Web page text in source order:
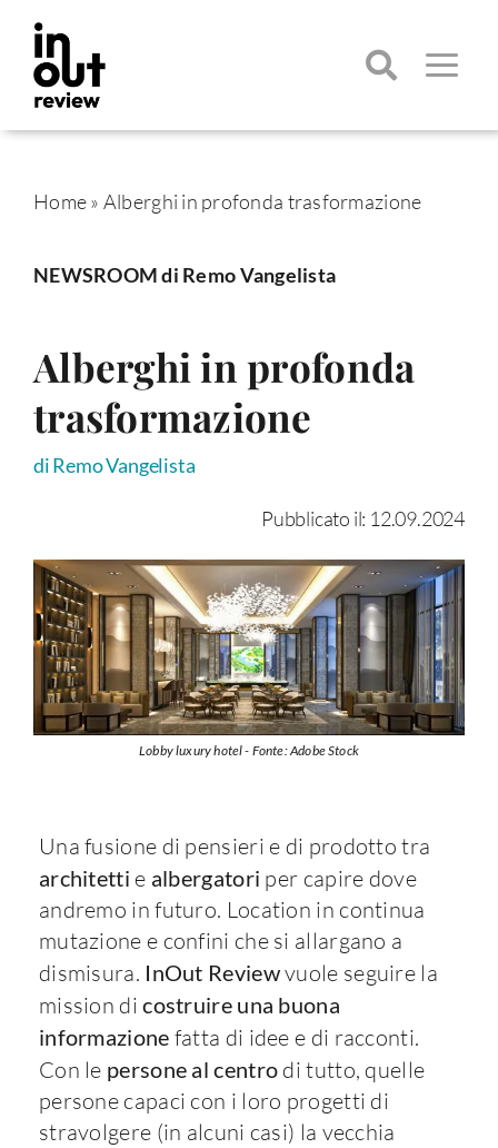
contenuto
Toggle
per:
Home» Alberghi in profonda trasformazione
NEWSROOM di Remo Vangelista
Alberghi in profonda
trasformazione
di Remo Vangelista
Pubblicato il: 12.09.2024
Lobby luxury hotel - Fonte: Adobe Stock
Una fusione di pensieri e di prodotto tra
architetti e albergatori per capire dove
andremo in futuro. Location in continua
mutazione e confini che si allargano a
dismisura. InOut Reviewvuole seguire la
mission dicostruire una buona
informazione fatta di idee e di racconti.
Con le persone al centro di tutto, quelle
persone capaci con i loro progetti di
stravolgere (in alcuni casi) la vecchia